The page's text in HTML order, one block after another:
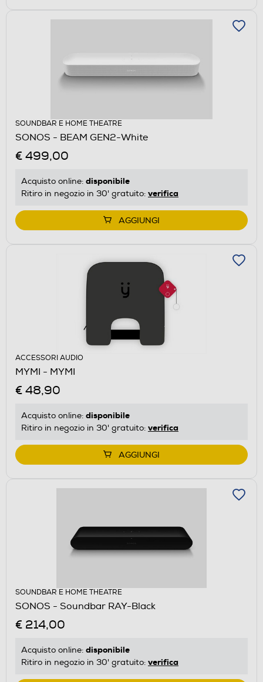
SOUNDBAR E HOME THEATRE
SONOS - BEAM GEN2-White
€ 499,00
Acquisto online: disponibile
Ritiro in negozio in 30' gratuito: verifica
AGGIUNGI
ACCESSORI AUDIO
MYMI - MYMI
€ 48,90
Acquisto online: disponibile
Ritiro in negozio in 30' gratuito: verifica
AGGIUNGI
SOUNDBAR E HOME THEATRE
SONOS - Soundbar RAY-Black
€ 214,00
Acquisto online: disponibile
Ritiro in negozio in 30' gratuito: verifica